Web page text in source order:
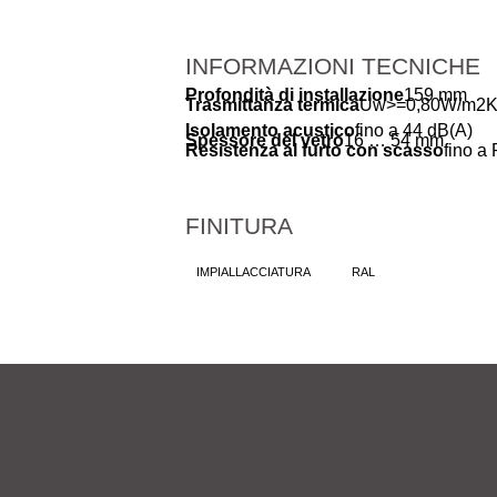
INFORMAZIONI TECNICHE
Profondità di installazione159 mm
Trasmittanza termicaUw>=0,80W/m2K
Isolamento acusticofino a 44 dB(A)
Spessore del vetro16 … 54 mm
Resistenza al furto con scassofino a
FINITURA
IMPIALLACCIATURA RAL